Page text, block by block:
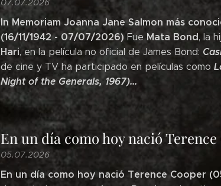
In Memoriam Joanna Jane Salmon más
(16/11/1942 - 07/07/2026) Fue Mata Bond, la
Hari, en la película no oficial de James Bond:
de cine y TV ha participado en películas como
Night of the Generals, 1967)...
En un día como hoy nació
05.07.2026
En un día como hoy nació Terence Cooper